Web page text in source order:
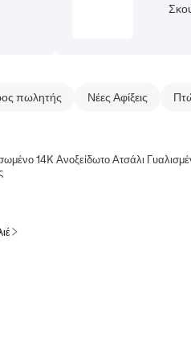
πωλητής Νέες Αφίξεις
14K Ανοξείδωτο Ατσάλι